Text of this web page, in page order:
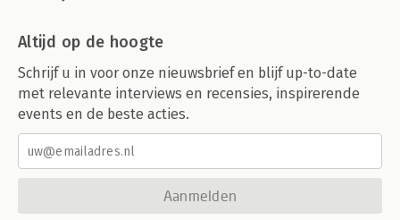
Altijd op de hoogte
Schrijf u in voor onze nieuwsbrief en blijf up-to-date
met relevante interviews en recensies, inspirerende
events en de beste acties.
Aanmelden